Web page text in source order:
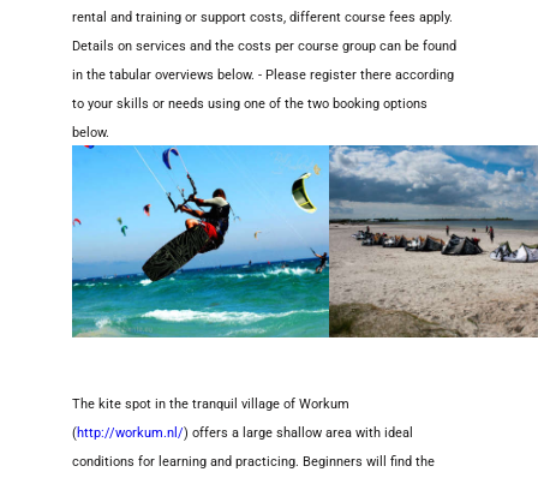
rental and training or support costs, different course fees apply.
Details on services and the costs per course group can be found
in the tabular overviews below. - Please register there according
to your skills or needs using one of the two booking options
below.
The kite spot in the tranquil village of Workum
(http://workum.nl/) offers a large shallow area with ideal
conditions for learning and practicing. Beginners will find the